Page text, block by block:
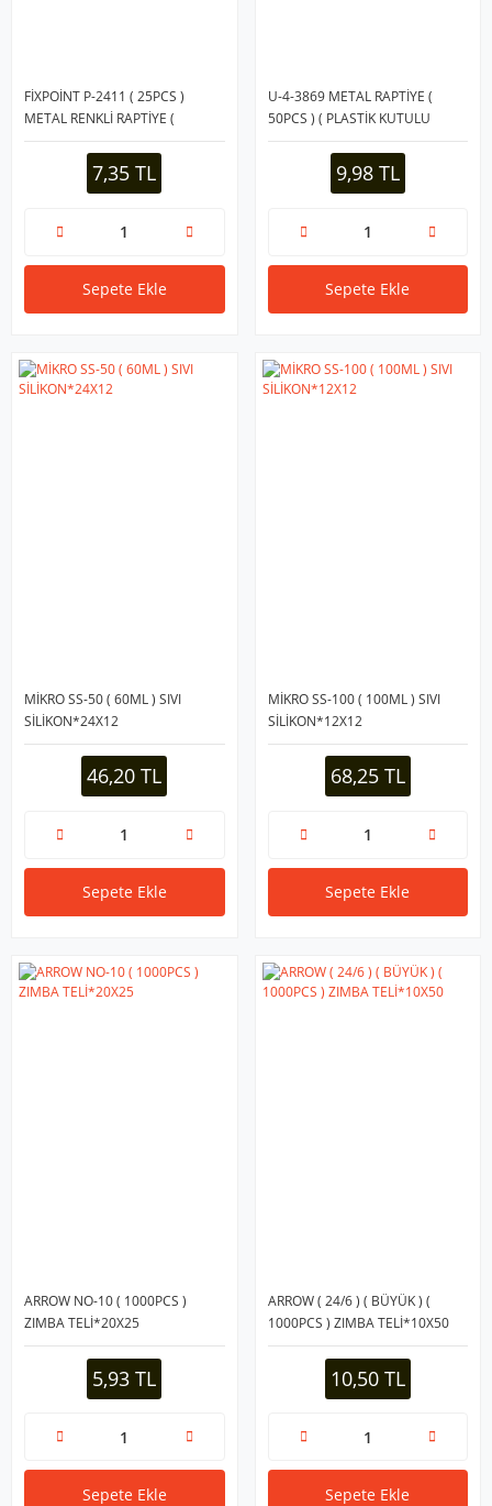
FİXPOİNT P-2411 ( 25PCS )
METAL RENKLİ RAPTİYE (
KUTULU )*30X40
7,35 TL
Sepete Ekle
U-4-3869 METAL RAPTİYE (
50PCS ) ( PLASTİK KUTULU
)*12X30
9,98 TL
Sepete Ekle
MİKRO SS-50 ( 60ML ) SIVI
SİLİKON*24X12
46,20 TL
Sepete Ekle
MİKRO SS-100 ( 100ML ) SIVI
SİLİKON*12X12
68,25 TL
Sepete Ekle
ARROW NO-10 ( 1000PCS )
ZIMBA TELİ*20X25
5,93 TL
Sepete Ekle
ARROW ( 24/6 ) ( BÜYÜK ) (
1000PCS ) ZIMBA TELİ*10X50
10,50 TL
Sepete Ekle